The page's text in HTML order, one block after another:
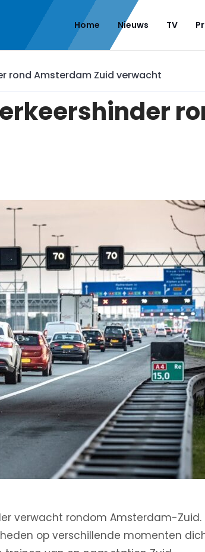
Home Nieuws TV
rond Amsterdam Zuid verwacht
verwacht rondom Amsterdam-Zuid.
op verschillende momenten